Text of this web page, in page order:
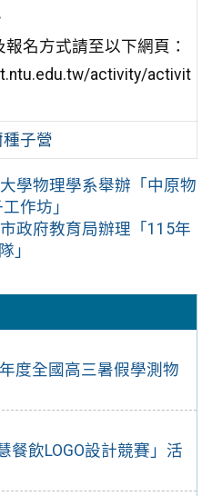
度全國高三暑假學測物
餐飲LOGO設計競賽」活
名方式請至以下網頁：
activity/activit
子營
學物理學系舉辦「中原物
作坊」
政府教育局辦理「115年
」